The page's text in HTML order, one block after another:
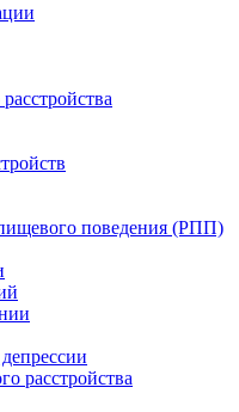
поведения (РПП)
расстройства